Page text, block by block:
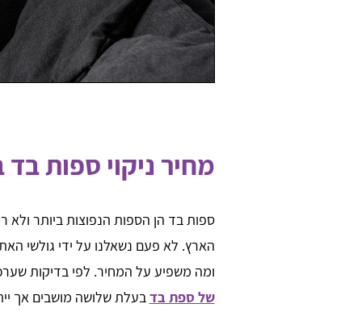
מחיר ניקוי ספות בד
ספות בד הן הספות הנפוצות ביותר ולא
הארץ. לא פעם נשאלנו על ידי גולשי
ומה משפיע על המחיר. לפי בדיקות שערכנו, המחיר
של ספת בדבעלת שלושה מושבים אך